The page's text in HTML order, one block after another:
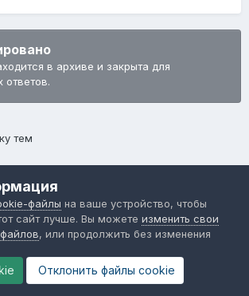
в архиве и закрыта для
ответов.
тем
пользователя не
страницу
файлы на ваше устройство, чтобы
сайт лучше. Вы можете изменить свои
, или продолжить без изменения
Отклонить файлы сookie